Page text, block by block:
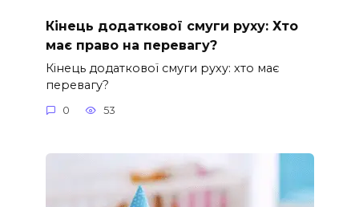
Кінець додаткової смуги руху: Хто
має право на перевагу?
Кінець додаткової смуги руху: хто має
перевагу?
0 53